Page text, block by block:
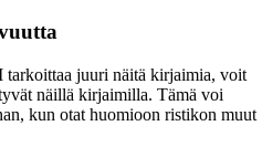
tarkoittaa juuri näitä kirjaimia, voit
näillä kirjaimilla. Tämä voi
kun otat huomioon ristikon muut